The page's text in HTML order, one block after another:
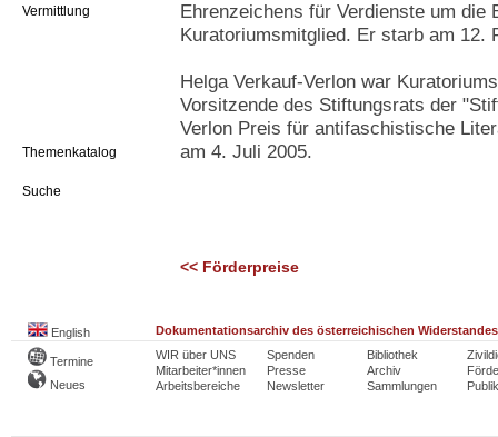
Vermittlung
Themenkatalog
Suche
Ehrenzeichens für Verdienste um die
Kuratoriumsmitglied. Er starb am 12.
Helga Verkauf-Verlon war
Vorsitzende des Stiftungsrats der
Verlon Preis für antifaschistische
am 4. Juli 2005.
<< Förderpreise
English Dokumentationsarchiv des österreichischen Widerstandes
Termine
Neues
WIR über UNS
Mitarbeiter*innen
Arbeitsbereiche
Spenden
Presse
Newsletter
Bibliothek
Archiv
Sammlungen